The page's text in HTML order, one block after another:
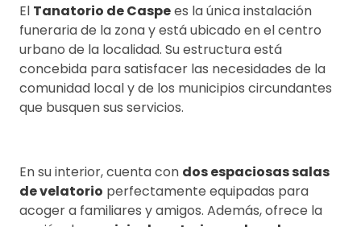
El Tanatorio de Caspees la única instalación
funeraria de la zona y está ubicado en el centro
urbano de la localidad. Su estructura está
concebida para satisfacer las necesidades de la
comunidad local y de los municipios circundantes
que busquen sus servicios.
En su interior, cuenta con dos espaciosas salas
de velatorio perfectamente equipadas para
acoger a familiares y amigos. Además, ofrece la